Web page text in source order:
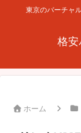
東京のバーチャ
格安
ホーム